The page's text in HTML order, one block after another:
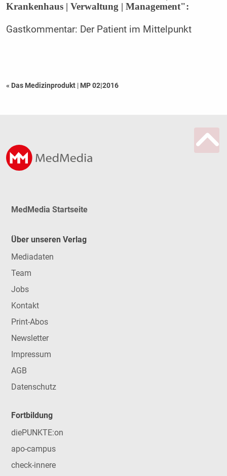
Krankenhaus | Verwaltung | Management":
Gastkommentar: Der Patient im Mittelpunkt
« Das Medizinprodukt | MP 02|2016
MedMedia Startseite
Über unseren Verlag
Mediadaten
Team
Jobs
Kontakt
Print-Abos
Newsletter
Impressum
AGB
Datenschutz
Fortbildung
diePUNKTE:on
apo-campus
check-innere